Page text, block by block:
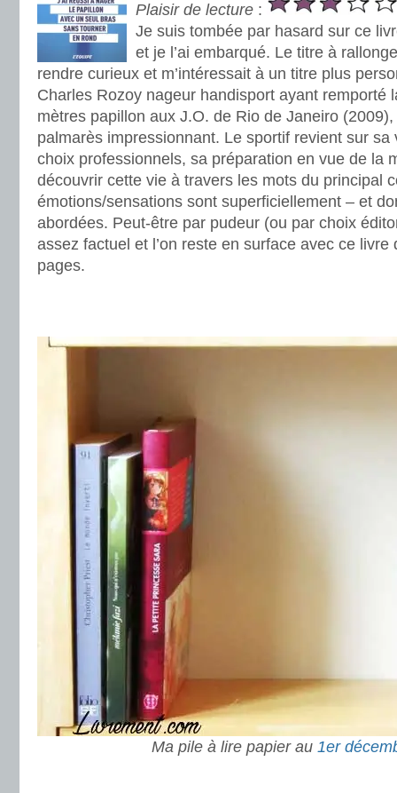
Plaisir de lecture :
Je suis tombée par hasard sur ce
et je l’ai embarqué. Le titre à
rendre curieux et m’intéressait à un titre plus
Charles Rozoy nageur handisport ayant remporté
mètres papillon aux J.O. de Rio de Janeiro
palmarès impressionnant. Le sportif revient sur sa
choix professionnels, sa préparation en vue de la
découvrir cette vie à travers les mots du principal
émotions/sensations sont superficiellement – et
abordées. Peut-être par pudeur (ou par choix
assez factuel et l’on reste en surface avec ce livre
pages.
Ma pile à lire papier au 1er